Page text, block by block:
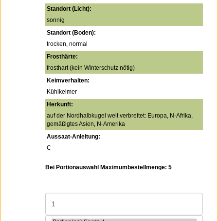
Standort (Licht):
sonnig
Standort (Boden):
trocken, normal
Frosthärte:
frosthart (kein Winterschutz nötig)
Keimverhalten:
Kühlkeimer
Herkunft:
auf der Nordhalbkugel weit verbreitet: Europa, N-Afrika,
gemäßigtes Asien, N-Amerika
Aussaat-Anleitung:
C
Bei Portionauswahl Maximumbestellmenge: 5